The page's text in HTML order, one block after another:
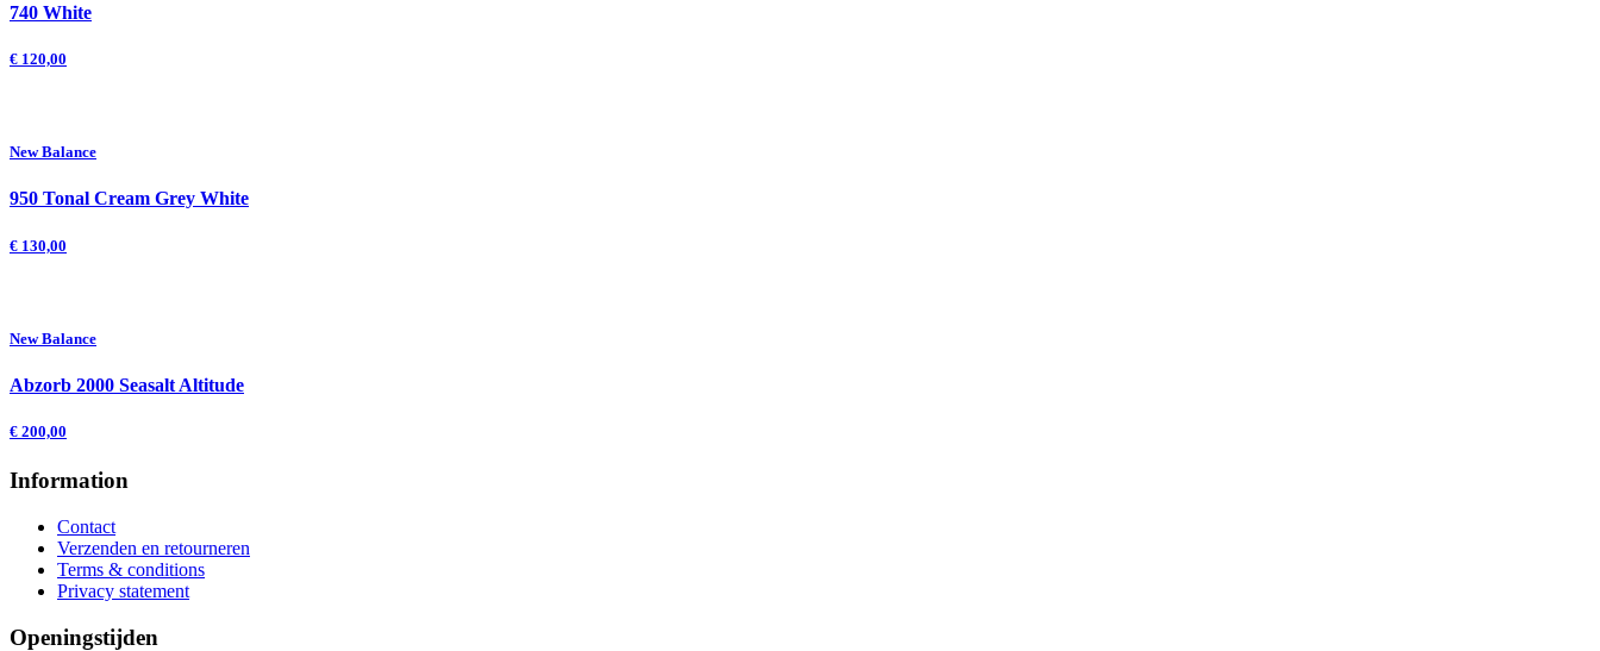
740 White
€ 120,00
New Balance
950 Tonal Cream Grey White
€ 130,00
New Balance
Abzorb 2000 Seasalt Altitude
€ 200,00
Information
Contact
Verzenden en retourneren
Terms & conditions
Privacy statement
Openingstijden